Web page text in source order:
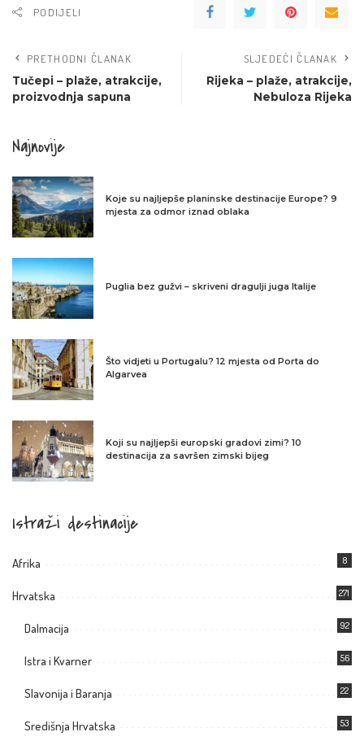
PODIJELI
PRETHODNI ČLANAK
Tučepi – plaže, atrakcije,
proizvodnja sapuna
SLJEDEĆI ČLANAK
Rijeka – plaže, atrakcije,
Nebuloza Rijeka
Najnovije
Koje su najljepše planinske destinacije Europe? 9
mjesta za odmor iznad oblaka
Puglia bez gužvi – skriveni dragulji juga Italije
Što vidjeti u Portugalu? 12 mjesta od Porta do
Algarvea
Koji su najljepši europski gradovi zimi? 10
destinacija za savršen zimski bijeg
Istraži destinacije
Afrika 8
Hrvatska 271
Dalmacija 92
Istra i Kvarner 56
Slavonija i Baranja 22
Središnja Hrvatska 53